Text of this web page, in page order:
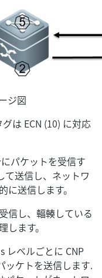
ジ図
は ECN (10) に対応
パケットを受信す
て送信し、ネットワ
送信します。
信し、輻輳している
ます。
ベルごとに CNP
ケトを送信します.